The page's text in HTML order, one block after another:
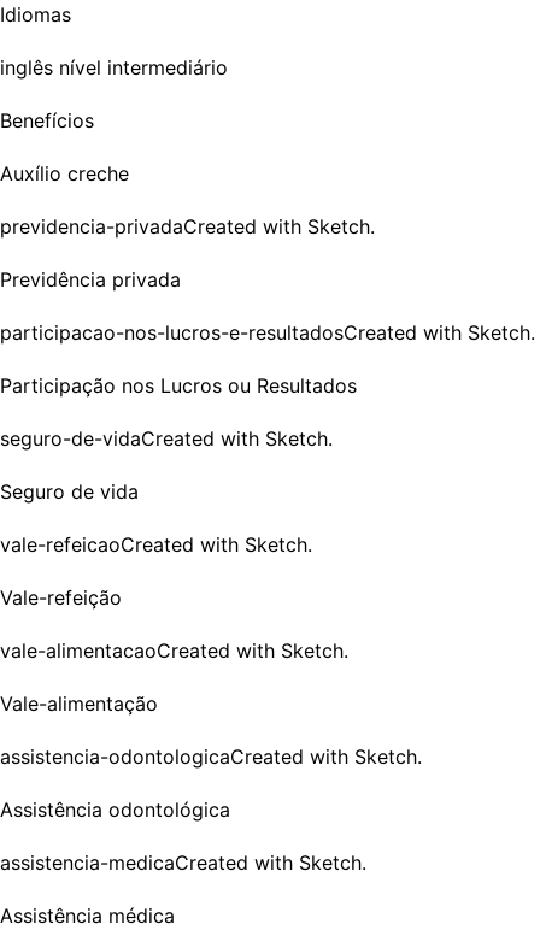
Idiomas
inglês nível intermediário
Benefícios
Auxílio creche
previdencia-privadaCreated with Sketch.
Previdência privada
participacao-nos-lucros-e-resultadosCreated with Sketch.
Participação nos Lucros ou Resultados
seguro-de-vidaCreated with Sketch.
Seguro de vida
vale-refeicaoCreated with Sketch.
Vale-refeição
vale-alimentacaoCreated with Sketch.
Vale-alimentação
assistencia-odontologicaCreated with Sketch.
Assistência odontológica
assistencia-medicaCreated with Sketch.
Assistência médica